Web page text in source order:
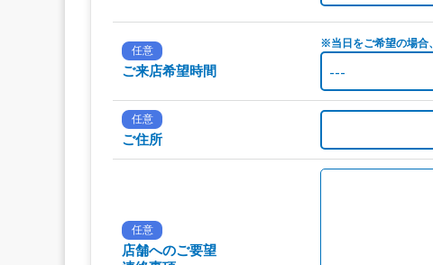
任意
ご来店希望時間
※当日をご希望の場合
任意
ご住所
任意
店舗へのご要望